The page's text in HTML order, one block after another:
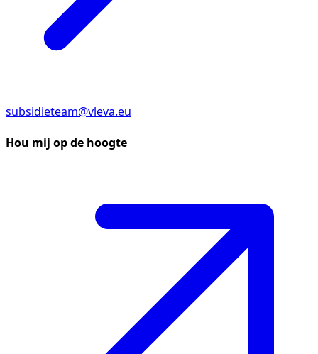
subsidieteam@vleva.eu
Hou mij op de hoogte